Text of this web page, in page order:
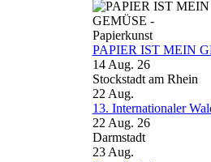
PAPIER IST MEIN
14 Aug. 26
Stockstadt am Rhein
22 Aug.
13. Internationaler
22 Aug. 26
Darmstadt
23 Aug.